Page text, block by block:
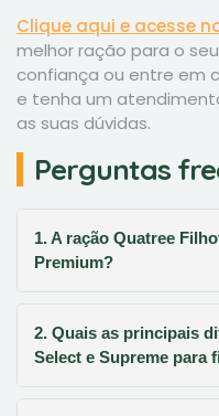
Clique aqui e acesse
melhor ração para o
confiança ou entre em
e tenha um
as suas dúvidas.
Perguntas
1. A ração Quatree
Premium?
2. Quais as principais
Select e Supreme para